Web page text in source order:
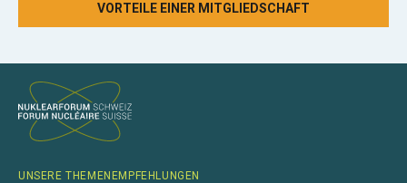
VORTEILE EINER MITGLIEDSCHAFT
UNSERE THEMENEMPFEHLUNGEN